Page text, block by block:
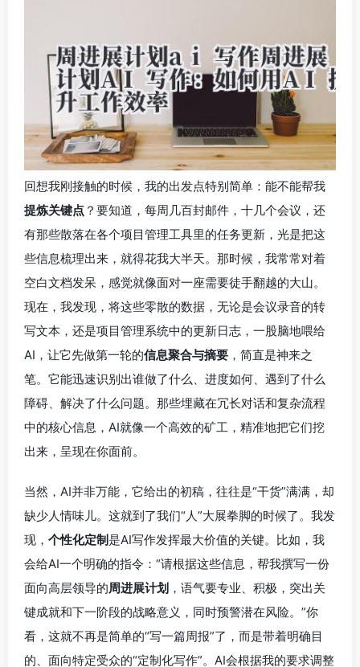
回想我刚接触的时候，我的出发点特别简单：能不能帮我
提炼关键点 ？要知道，每周几百封邮件，十几个会议，还
有那些散落在各个项目管理工具里的任务更新，光是把这
些信息梳理出来，就得花我大半天。那时候，我常常对着
空白文档发呆，感觉就像面对一座需要徒手翻越的大山。
现在，我发现，将这些零散的数据，无论是会议录音的转
写文本，还是项目管理系统中的更新日志，一股脑地喂给
AI，让它先做第一轮的信息聚合与摘要 ，简直是神来之
笔。它能迅速识别出谁做了什么、进度如何、遇到了什么
障碍、解决了什么问题。那些埋藏在冗长对话和复杂流程
中的核心信息，AI就像一个高效的矿工，精准地把它们挖
出来，呈现在你面前。
当然，AI并非万能，它给出的初稿，往往是“干货”满满，却
缺少人情味儿。这就到了我们“人”大展拳脚的时候了。我发
现， 个性化定制是AI写作发挥最大价值的关键。比如，我
会给AI一个明确的指令：“请根据这些信息，帮我撰写一份
面向高层领导的周进展计划 ，语气要专业、积极，突出关
键成就和下一阶段的战略意义，同时预警潜在风险。”你
看，这就不再是简单的“写一篇周报”了，而是带着明确目
的、面向特定受众的“定制化写作”。AI会根据我的要求调整